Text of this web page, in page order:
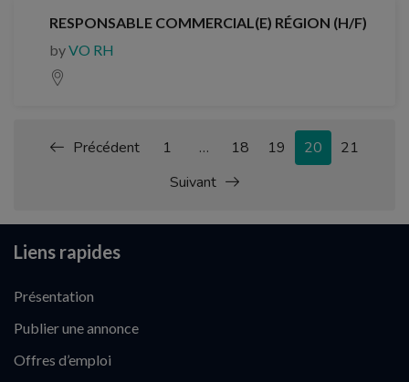
RESPONSABLE COMMERCIAL(E) RÉGION (H/F)
byVO RH
Précédent 1 … 18 19 20
21
Suivant
Liens rapides
Présentation
Publier une annonce
Offres d’emploi